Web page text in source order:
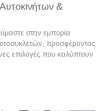
&
στην εμπορία
προσφέροντας
επιλογές που καλύπτουν